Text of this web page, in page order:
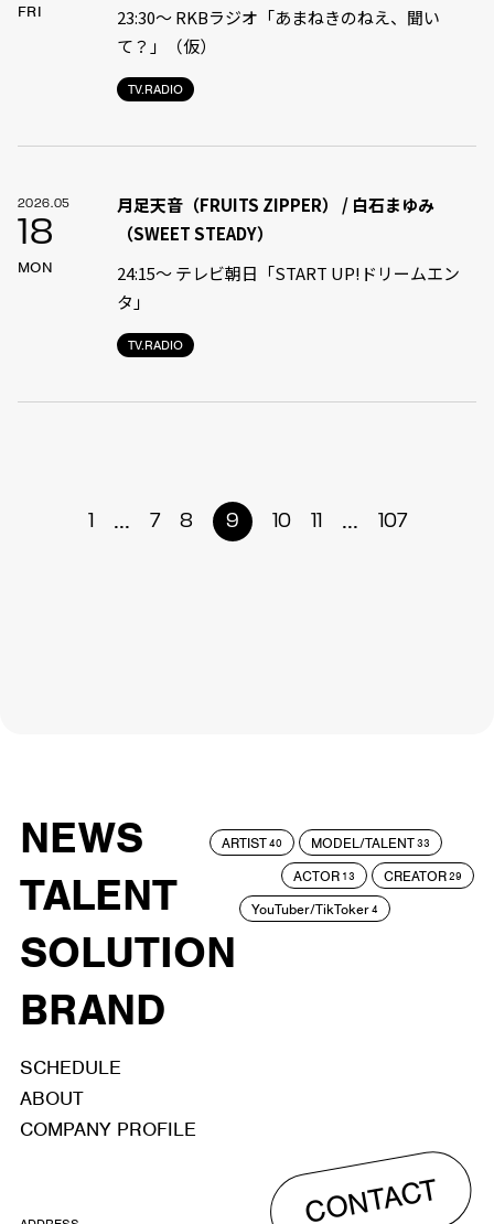
FRI
TV.RADIO
23:30〜 RKBラジオ「あまねきのねえ、聞い
て？」（仮）
2026.05
18
MON
TV.RADIO
月足天音（FRUITS ZIPPER） / 白石まゆみ
（SWEET STEADY）
24:15〜 テレビ朝日「START UP!ドリームエン
タ」
1 ... 7 8 9 10 11 ... 107
NEWS
TALENT
SOLUTION
BRAND
ARTIST40 MODEL/TALENT33
ACTOR 13 CREATOR29
YouTuber/TikToker4
SCHEDULE
ABOUT
COMPANY PROFILE
CONTACT